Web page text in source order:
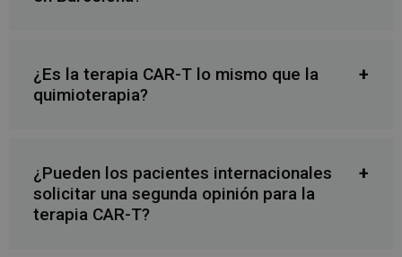
¿Es la terapia CAR-T lo mismo que la
quimioterapia?
¿Pueden los pacientes internacionales
solicitar una segunda opinión para la
terapia CAR-T?